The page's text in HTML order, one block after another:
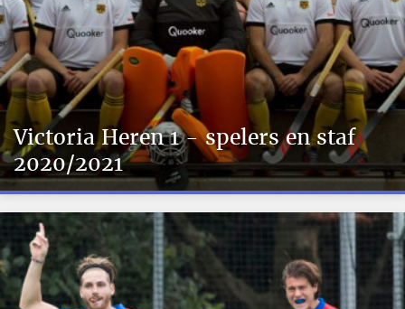
Victoria Heren 1 - spelers en staf
2020/2021